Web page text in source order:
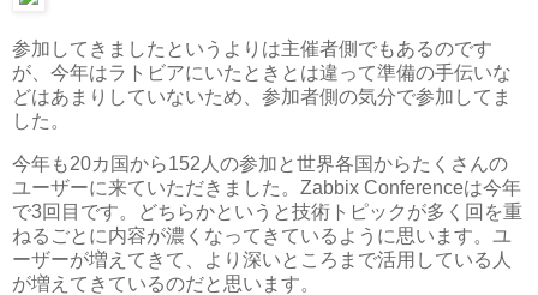
参加してきましたというよりは主催者側でもあるのです
が、今年はラトビアにいたときとは違って準備の手伝いな
どはあまりしていないため、参加者側の気分で参加してま
した。
今年も20カ国から152人の参加と世界各国からたくさんの
ユーザーに来ていただきました。Zabbix Conferenceは今年
で3回目です。どちらかというと技術トピックが多く回を重
ねるごとに内容が濃くなってきているように思います。ユ
ーザーが増えてきて、より深いところまで活用している人
が増えてきているのだと思います。